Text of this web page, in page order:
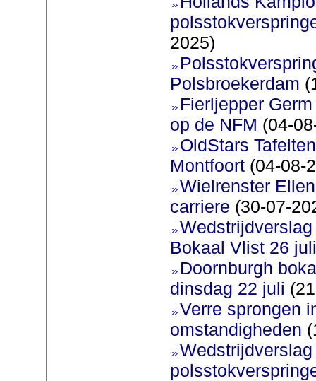
2025)
Polsbroekerdam
Fierljepper
op de NFM (04-
OldStars
Montfoort(04-08-
Wielrenster
carriere (30-07-
Bokaal Vlist 26
Doornburgh
dinsdag 22 juli
Verre sprongen
omstandigheden